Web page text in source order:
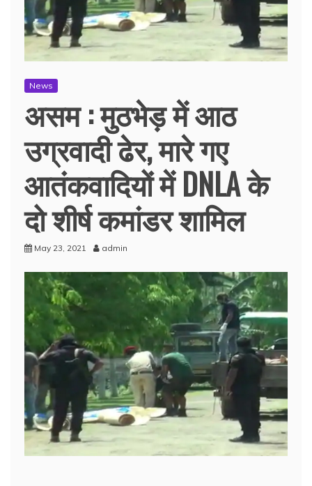
News
असम : मुठभेड़ में आठ
उग्रवादी ढेर, मारे गए
आतंकवादियों में DNLA के
दो शीर्ष कमांडर शामिल
May 23, 2021 admin